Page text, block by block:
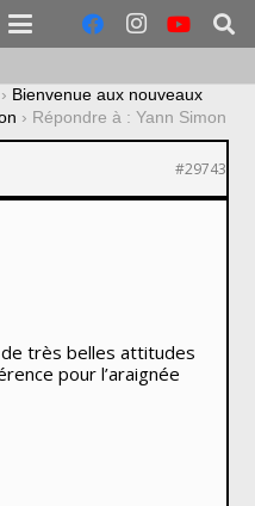
› Bienvenue aux nouveaux
› Répondre à : Yann Simon
#29743
de très belles attitudes
pour l’araignée